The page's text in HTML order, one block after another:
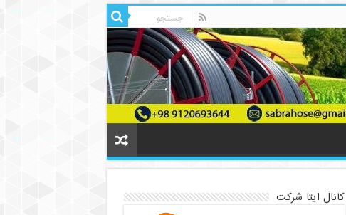
کانال ایتا شرکت